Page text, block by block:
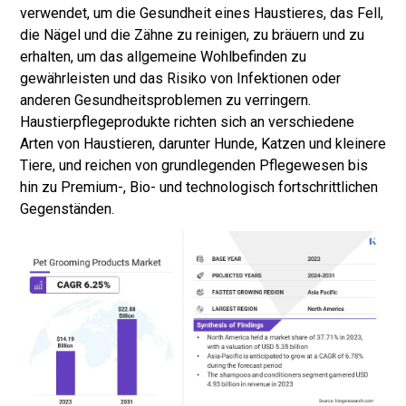
verwendet, um die Gesundheit eines Haustieres, das Fell,
die Nägel und die Zähne zu reinigen, zu bräuern und zu
erhalten, um das allgemeine Wohlbefinden zu
gewährleisten und das Risiko von Infektionen oder
anderen Gesundheitsproblemen zu verringern.
Haustierpflegeprodukte richten sich an verschiedene
Arten von Haustieren, darunter Hunde, Katzen und kleinere
Tiere, und reichen von grundlegenden Pflegewesen bis
hin zu Premium-, Bio- und technologisch fortschrittlichen
Gegenständen.